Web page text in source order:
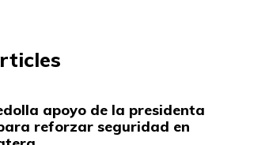
apoyo de la presidenta
reforzar seguridad en